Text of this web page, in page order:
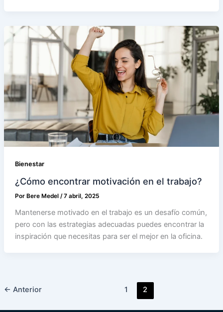
Bienestar
¿Cómo encontrar motivación en el trabajo?
Por Bere Medel /7 abril, 2025
Mantenerse motivado en el trabajo es un desafío común,
pero con las estrategias adecuadas puedes encontrar la
inspiración que necesitas para ser el mejor en la oficina.
← Anterior 1 2